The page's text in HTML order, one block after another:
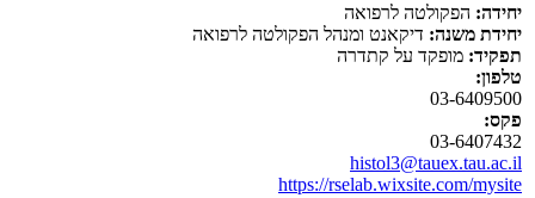
יחידה: הפקולטה לרפואה
יחידת משנה: דיקאנט ומנהל הפקולטה לרפואה
תפקיד: מופקד על קתדרה
טלפון:
03-6409500
פקס:
03-6407432
histol3@tauex.tau.ac.il
https://rselab.wixsite.com/mysite